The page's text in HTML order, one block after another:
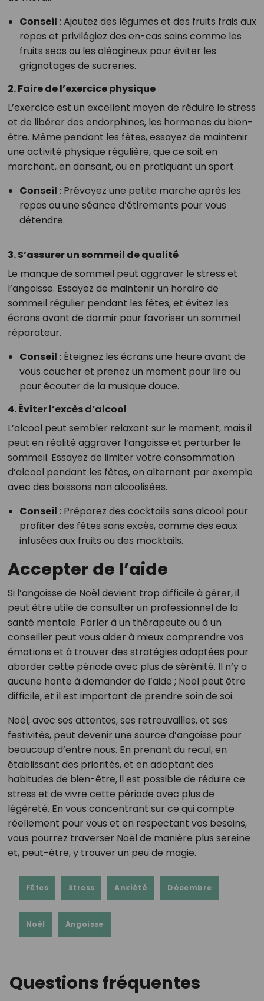
Conseil : Ajoutez des légumes et des fruits frais aux
repas et privilégiez des en-cas sains comme les
fruits secs ou les oléagineux pour éviter les
grignotages de sucreries.
2. Faire de l’exercice physique
L’exercice est un excellent moyen de réduire le stress
et de libérer des endorphines, les hormones du bien-
être. Même pendant les fêtes, essayez de maintenir
une activité physique régulière, que ce soit en
marchant, en dansant, ou en pratiquant un sport.
Conseil : Prévoyez une petite marche après les
repas ou une séance d’étirements pour vous
détendre.
3. S’assurer un sommeil de qualité
Le manque de sommeil peut aggraver le stress et
l’angoisse. Essayez de maintenir un horaire de
sommeil régulier pendant les fêtes, et évitez les
écrans avant de dormir pour favoriser un sommeil
réparateur.
Conseil : Éteignez les écrans une heure avant de
vous coucher et prenez un moment pour lire ou
pour écouter de la musique douce.
4. Éviter l’excès d’alcool
L’alcool peut sembler relaxant sur le moment, mais il
peut en réalité aggraver l’angoisse et perturber le
sommeil. Essayez de limiter votre consommation
d’alcool pendant les fêtes, en alternant par exemple
avec des boissons non alcoolisées.
Conseil : Préparez des cocktails sans alcool pour
profiter des fêtes sans excès, comme des eaux
infusées aux fruits ou des mocktails.
Accepter de l’aide
Si l’angoisse de Noël devient trop difficile à gérer, il
peut être utile de consulter un professionnel de la
santé mentale. Parler à un thérapeute ou à un
conseiller peut vous aider à mieux comprendre vos
émotions et à trouver des stratégies adaptées pour
aborder cette période avec plus de sérénité. Il n’y a
aucune honte à demander de l’aide ; Noël peut être
difficile, et il est important de prendre soin de soi.
Noël, avec ses attentes, ses retrouvailles, et ses
festivités, peut devenir une source d’angoisse pour
beaucoup d’entre nous. En prenant du recul, en
établissant des priorités, et en adoptant des
habitudes de bien-être, il est possible de réduire ce
stress et de vivre cette période avec plus de
légèreté. En vous concentrant sur ce qui compte
réellement pour vous et en respectant vos besoins,
vous pourrez traverser Noël de manière plus sereine
et, peut-être, y trouver un peu de magie.
Fêtes Stress Anxiété Décembre
Noël Angoisse
Questions fréquentes